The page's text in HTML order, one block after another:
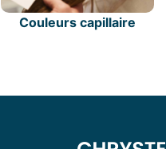
Couleurs capillaire